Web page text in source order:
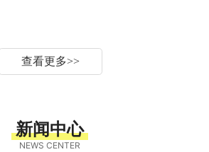
查看更多>>
新闻中心
NEWS CENTER